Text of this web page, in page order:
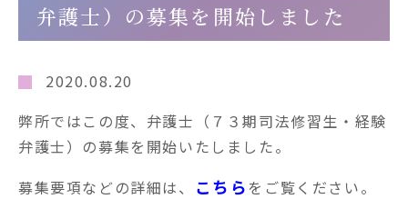
弁護士）の募集を開始しました
2020.08.20
弊所ではこの度、弁護士（７３期司法修習生・経験
弁護士）の募集を開始いたしました。
募集要項などの詳細は、 こちら をご覧ください。